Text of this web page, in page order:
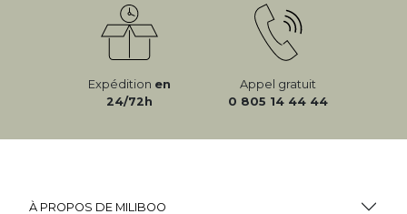
Expédition en
24/72h
Appel gratuit
0 805 14 44 44
À PROPOS DE MILIBOO